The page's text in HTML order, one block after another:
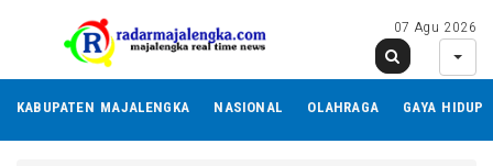
07 Agu 2026
KABUPATEN MAJALENGKA NASIONAL OLAHRAGA GAYA HIDUP